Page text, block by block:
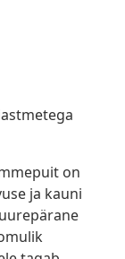
on
ja kauni